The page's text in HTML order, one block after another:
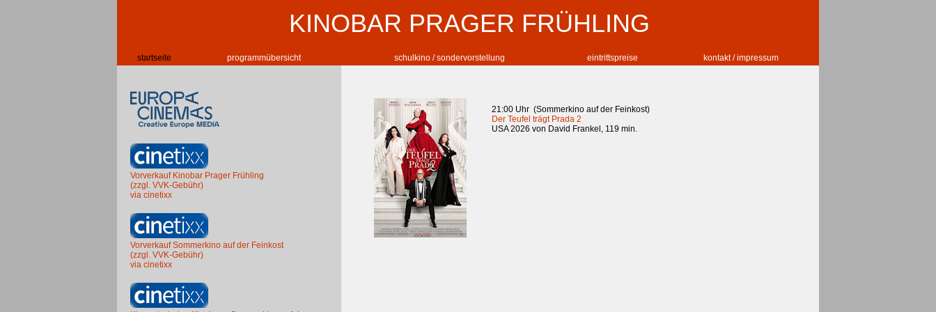
KINOBAR PRAGER FRÜHLING
startseite programmübersicht schulkino / sondervorstellung eintrittspreise kontakt / impressum
Vorverkauf Kinobar Prager Frühling
(zzgl. VVK-Gebühr)
via cinetixx
Vorverkauf Sommerkino auf der Feinkost
(zzgl. VVK-Gebühr)
via cinetixx
21:00 Uhr (Sommerkino auf der Feinkost)
Der Teufel trägt Prada 2
USA 2026 von David Frankel, 119 min.